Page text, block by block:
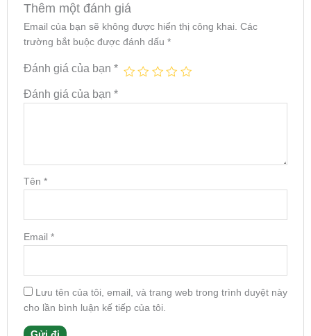
Thêm một đánh giá
Email của bạn sẽ không được hiển thị công khai. Các
trường bắt buộc được đánh dấu *
Đánh giá của bạn *
Đánh giá của bạn *
Tên *
Email *
Lưu tên của tôi, email, và trang web trong trình duyệt này
cho lần bình luận kế tiếp của tôi.